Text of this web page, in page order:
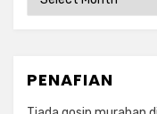
PENAFIAN